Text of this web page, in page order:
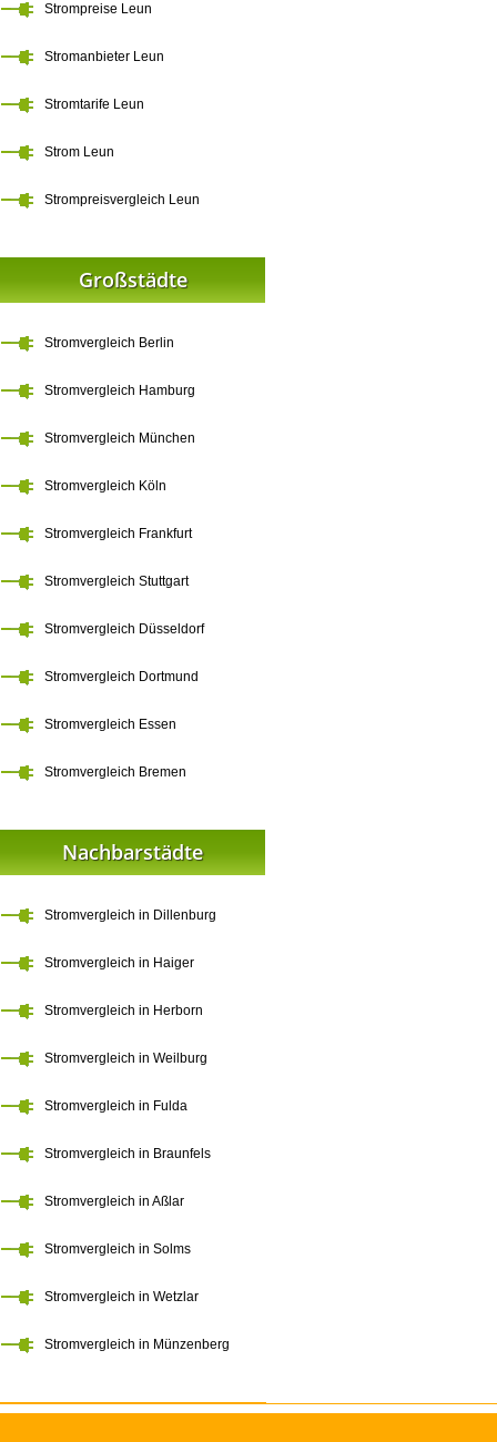
Strompreise Leun
Stromanbieter Leun
Stromtarife Leun
Strom Leun
Strompreisvergleich Leun
Großstädte
Stromvergleich Berlin
Stromvergleich Hamburg
Stromvergleich München
Stromvergleich Köln
Stromvergleich Frankfurt
Stromvergleich Stuttgart
Stromvergleich Düsseldorf
Stromvergleich Dortmund
Stromvergleich Essen
Stromvergleich Bremen
Nachbarstädte
Stromvergleich in Dillenburg
Stromvergleich in Haiger
Stromvergleich in Herborn
Stromvergleich in Weilburg
Stromvergleich in Fulda
Stromvergleich in Braunfels
Stromvergleich in Aßlar
Stromvergleich in Solms
Stromvergleich in Wetzlar
Stromvergleich in Münzenberg